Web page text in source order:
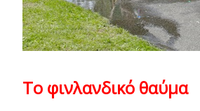
Το φινλανδικό θαύµα